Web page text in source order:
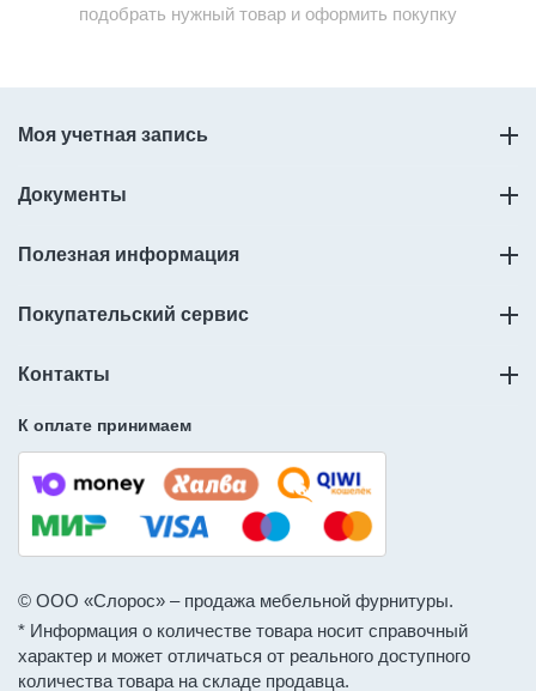
подобрать нужный товар и оформить покупку
Моя учетная запись
Документы
Полезная информация
Покупательский сервис
Контакты
К оплате принимаем
© ООО «Слорос» – продажа мебельной фурнитуры.
* Информация о количестве товара носит справочный
характер и может отличаться от реального доступного
количества товара на складе продавца.